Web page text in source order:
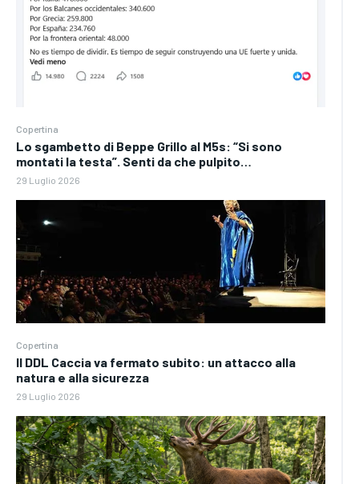
Copertina
Lo sgambetto di Beppe Grillo al M5s: “Si sono
montati la testa”. Senti da che pulpito…
29 Luglio 2026
Copertina
Il DDL Caccia va fermato subito: un attacco alla
natura e alla sicurezza
29 Luglio 2026